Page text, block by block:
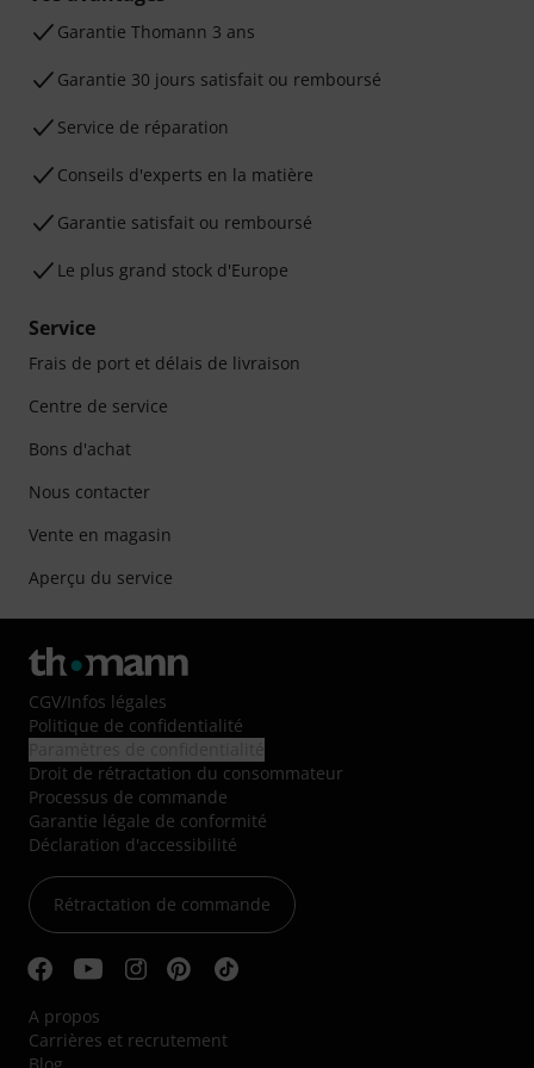
Ga­ran­tie Thomann 3 ans
Garantie 30 jours satisfait ou remboursé
Service de réparation
Conseils d'experts en la matière
Garantie satisfait ou remboursé
Le plus grand stock d'Europe
Service
Frais de port et délais de livraison
Centre de service
Bons d'achat
Nous contacter
Vente en magasin
Aperçu du service
CGV/Infos légales
Politique de confidentialité
Droit de rétractation du consommateur
Processus de commande
Garantie légale de conformité
Déclaration d'accessibilité
Rétractation de commande
A propos
Carrières et recrutement